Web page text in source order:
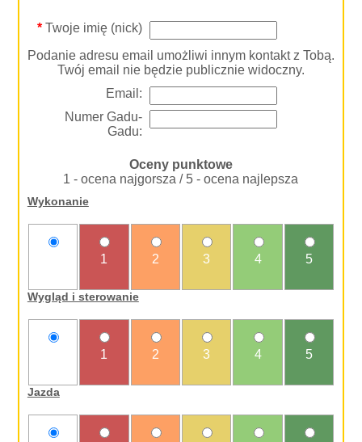
*Twoje imię (nick)
Podanie adresu email umożliwi innym kontakt z Tobą.
Twój email nie będzie publicznie widoczny.
Email:
Numer Gadu-
Gadu:
Oceny punktowe
1 - ocena najgorsza / 5 - ocena najlepsza
Wykonanie
1 2 3 4 5
Wygląd i sterowanie
1 2 3 4 5
Jazda